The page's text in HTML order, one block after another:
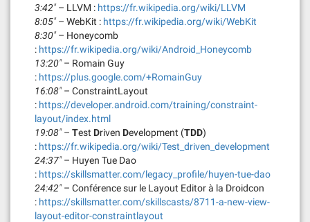
3:42″– LLVM : https://fr.wikipedia.org/wiki/LLVM
8:05″– WebKit : https://fr.wikipedia.org/wiki/WebKit
8:30″– Honeycomb
: https://fr.wikipedia.org/wiki/Android_Honeycomb
13:20″– Romain Guy
: https://plus.google.com/+RomainGuy
16:08″– ConstraintLayout
: https://developer.android.com/training/constraint-
layout/index.html
19:08″– Test Driven Development (TDD)
: https://fr.wikipedia.org/wiki/Test_driven_development
24:37″– Huyen Tue Dao
: https://skillsmatter.com/legacy_profile/huyen-tue-dao
24:42″– Conférence sur le Layout Editor à la Droidcon
: https://skillsmatter.com/skillscasts/8711-a-new-view-
layout-editor-constraintlayout